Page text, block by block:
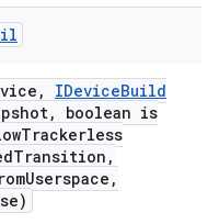
, IDeviceBuild
,
boolean is
Trackerless
Transition ,
Userspace ,